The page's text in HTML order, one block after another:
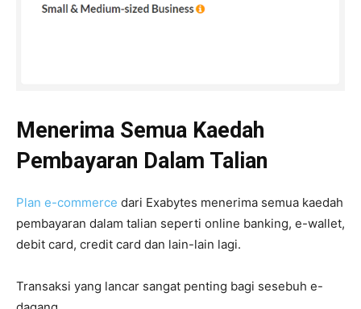
Menerima Semua Kaedah
Pembayaran Dalam Talian
Plan e-commerce dari Exabytes menerima semua kaedah
pembayaran dalam talian seperti online banking, e-wallet,
debit card, credit card dan lain-lain lagi.
Transaksi yang lancar sangat penting bagi sesebuh e-